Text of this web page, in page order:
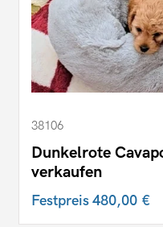
38106
Dunkelrote
verkaufen
Festpreis480,00 €